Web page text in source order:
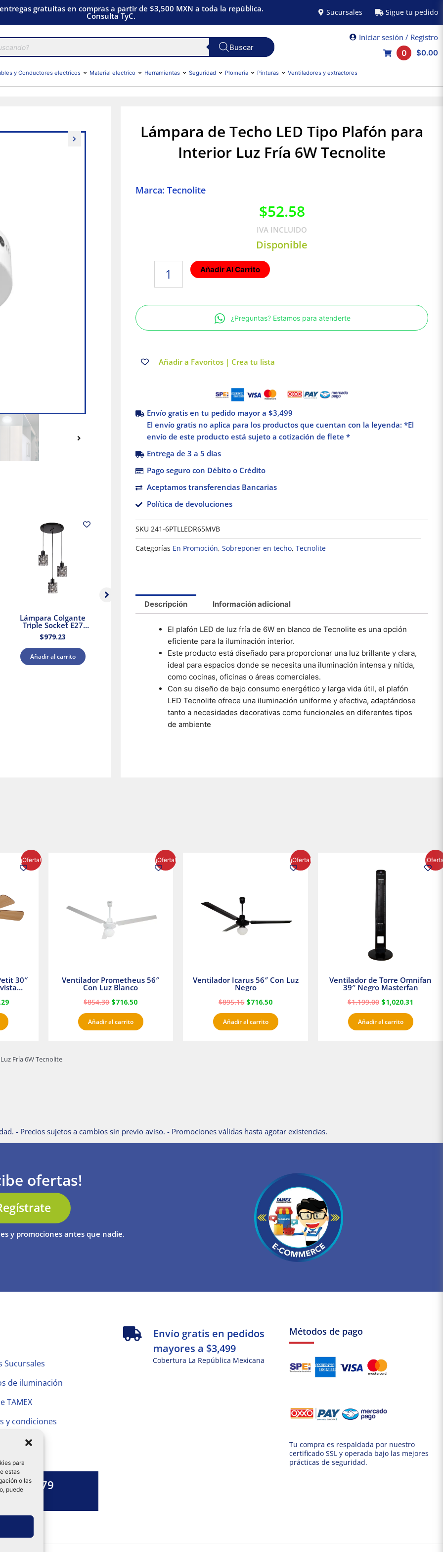
para
estas
o las
puede
gratuitas en compras a partir de $3,500 MXN a toda la república.
Consulta TyC. Sucursales Sigue tu pedido
Iniciar sesión / Registro
0
$0.00
y Conductores electricos Material electrico Herramientas Seguridad Plomería Pinturas Ventiladores y extractores
Lámpara Colgante
Triple Socket E27
25.5W Negro Aurora II
Tecnolite
$979.23
Añadir al carrito
Condesa 42″ Blanco
MDF Masterfan
Añadir al carrito
Oporto 42″ Satinado
Masterfan
$ 1,408.11
Añadir al carrito
luz fría 100w negro
Tecnolite
Añadir al carrito
Lámpara de Techo LED Tipo Plafón para
Interior Luz Fría 6W Tecnolite
Marca: Tecnolite
$52.58
IVA INCLUIDO
Disponible
Techo
Tipo
Plafón
Luz
cantidad
Añadir Al Carrito
¿Preguntas? Estamos para atenderte
Añadir a Favoritos | Crea tu lista
Envío gratis en tu pedido mayor a $3,499
El envío gratis no aplica para los productos que cuentan con la leyenda: *El
envío de este producto está sujeto a cotización de flete *
Entrega de 3 a 5 días
Pago seguro con Débito o Crédito
Aceptamos transferencias Bancarias
Política de devoluciones
SKU 241-6PTLLEDR65MVB
Categorías En Promoción, Sobreponer en techo, Tecnolite
Descripción Información adicional
El plafón LED de luz fría de 6W en blanco de Tecnolite es una opción
eficiente para la iluminación interior.
Este producto está diseñado para proporcionar una luz brillante y clara,
ideal para espacios donde se necesita una iluminación intensa y nítida,
como cocinas, oficinas o áreas comerciales.
Con su diseño de bajo consumo energético y larga vida útil, el plafón
LED Tecnolite ofrece una iluminación uniforme y efectiva, adaptándose
tanto a necesidades decorativas como funcionales en diferentes tipos
de ambiente
¡Oferta!
30″
precio
actual
¡Oferta!
Ventilador Prometheus 56″
Con Luz Blanco
$854.30 $716.50
precio
actual
Añadir al carrito
¡Oferta!
Ventilador Icarus 56″ Con Luz
Negro
$895.16 $716.50
precio
actual
Añadir al carrito
Ventilador de Torre Omnifan
39″ Negro Masterfan
$1,199.00
original
era:
$1,199.00.
$1,020.31
precio
actual
Añadir al carrito
Fría 6W Tecnolite
- Precios sujetos a cambios sin previo aviso. - Promociones válidas hasta agotar existencias.
ofertas!
y promociones antes que nadie.
Sucursales
de iluminación
TAMEX
y condiciones
13 79
Linkedin-
Envío gratis en pedidos
mayores a $3,499
Cobertura La República Mexicana
Métodos de pago
Tu compra es respaldada por nuestro
certificado SSL y operada bajo las mejores
prácticas de seguridad.